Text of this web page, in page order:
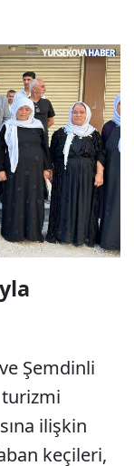
Şemdinli
ilişkin
keçileri,